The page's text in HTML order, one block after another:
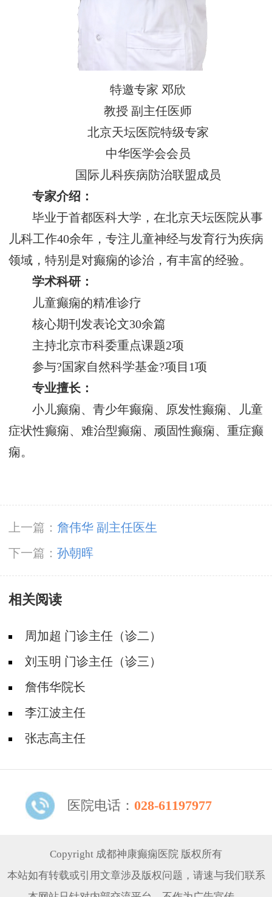
特邀专家 邓欣
教授 副主任医师
北京天坛医院特级专家
中华医学会会员
国际儿科疾病防治联盟成员
专家介绍：
毕业于首都医科大学，在北京天坛医院从事
儿科工作40余年，专注儿童神经与发育行为疾病
领域，特别是对癫痫的诊治，有丰富的经验。
学术科研：
儿童癫痫的精准诊疗
核心期刊发表论文30余篇
主持北京市科委重点课题2项
参与?国家自然科学基金?项目1项
专业擅长：
小儿癫痫、青少年癫痫、原发性癫痫、儿童
症状性癫痫、难治型癫痫、顽固性癫痫、重症癫
痫。
上一篇： 詹伟华 副主任医生
下一篇： 孙朝晖
相关阅读
周加超 门诊主任（诊二）
刘玉明 门诊主任（诊三）
詹伟华院长
李江波主任
张志高主任
医院电话： 028-61197977
Copyright 成都神康癫痫医院 版权所有
本站如有转载或引用文章涉及版权问题，请速与我们联系